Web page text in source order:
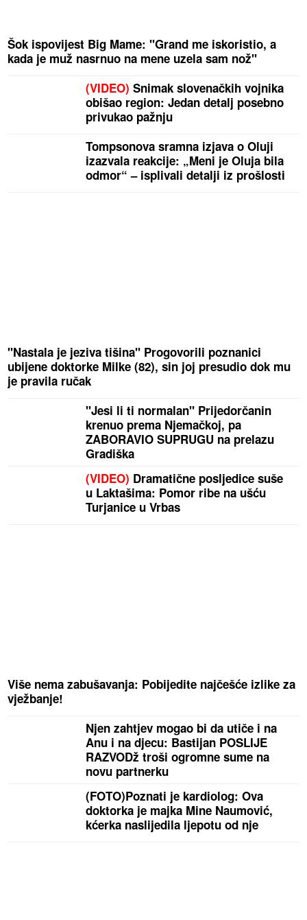
Šok ispovijest Big Mame: "Grand me iskoristio, a
kada je muž nasrnuo na mene uzela sam nož"
(VIDEO) Snimak slovenačkih vojnika
obišao region: Jedan detalj posebno
privukao pažnju
Tompsonova sramna izjava o Oluji
izazvala reakcije: „Meni je Oluja bila
odmor“ – isplivali detalji iz prošlosti
"Nastala je jeziva tišina" Progovorili poznanici
ubijene doktorke Milke (82), sin joj presudio dok mu
je pravila ručak
"Jesi li ti normalan" Prijedorčanin
krenuo prema Njemačkoj, pa
ZABORAVIO SUPRUGU na prelazu
Gradiška
(VIDEO) Dramatične posljedice suše
u Laktašima: Pomor ribe na ušću
Turjanice u Vrbas
Više nema zabušavanja: Pobijedite najčešće izlike za
vježbanje!
Njen zahtjev mogao bi da utiče i na
Anu i na djecu: Bastijan POSLIJE
RAZVODž troši ogromne sume na
novu partnerku
(FOTO)Poznati je kardiolog: Ova
doktorka je majka Mine Naumović,
kćerka naslijedila ljepotu od nje